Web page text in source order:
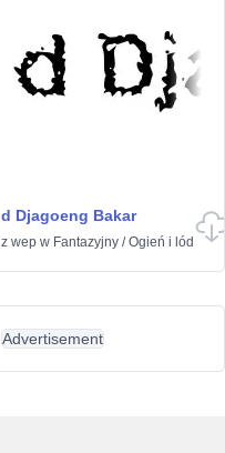
d Djagoeng Bakar
z wep w Fantazyjny /Ogień i lód
Advertisement